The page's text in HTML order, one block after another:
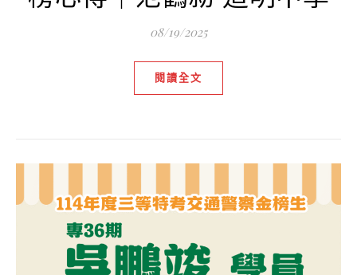
08/19/2025
閱讀全文